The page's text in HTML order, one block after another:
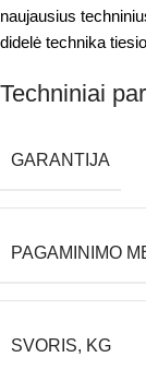
naujausius
didelė technika
Techniniai
GARANTIJA
PAGAMINIMO
SVORIS, KG